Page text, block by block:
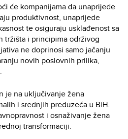
će kompanijama da unaprijede
produktivnost, unaprijede
te osiguraju usklađenost sa
tržišta i principima održivog
ne doprinosi samo jačanju
novih poslovnih prilika,
je na uključivanje žena
i srednjih preduzeća u BiH.
i osnaživanje žena
transformaciji.